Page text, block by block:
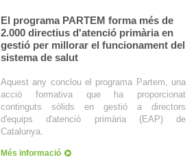
El programa PARTEM forma més de
2.000 directius d'atenció primària en
gestió per millorar el funcionament del
sistema de salut
Aquest any conclou el programa Partem, una
acció formativa que ha proporcionat
continguts sòlids en gestió a directors
d'equips d'atenció primària (EAP) de
Catalunya.
Més informació